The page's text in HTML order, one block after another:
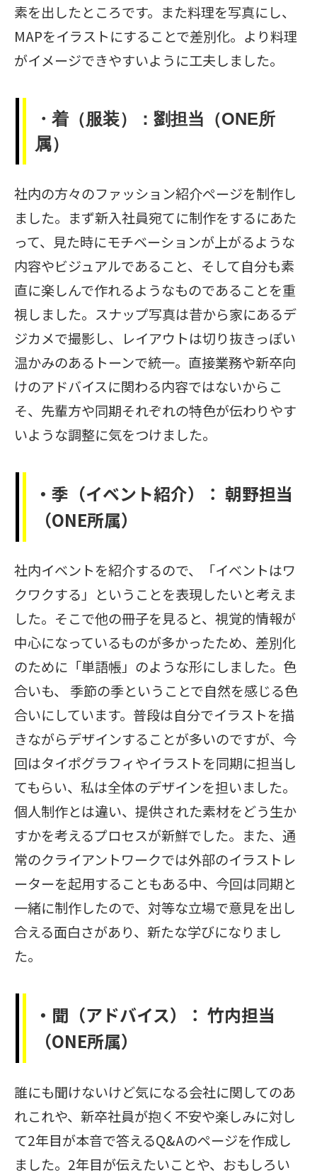
素を出したところです。また料理を写真にし、
MAPをイラストにすることで差別化。より料理
がイメージできやすいように工夫しました。
・着（服装）：劉担当（ONE所
属）
社内の方々のファッション紹介ページを制作し
ました。まず新入社員宛てに制作をするにあた
って、見た時にモチベーションが上がるような
内容やビジュアルであること、そして自分も素
直に楽しんで作れるようなものであることを重
視しました。スナップ写真は昔から家にあるデ
ジカメで撮影し、レイアウトは切り抜きっぽい
温かみのあるトーンで統一。直接業務や新卒向
けのアドバイスに関わる内容ではないからこ
そ、先輩方や同期それぞれの特色が伝わりやす
いような調整に気をつけました。
・季（イベント紹介）： 朝野担当
（ONE所属）
社内イベントを紹介するので、「イベントはワ
クワクする」ということを表現したいと考えま
した。そこで他の冊子を見ると、視覚的情報が
中心になっているものが多かったため、差別化
のために「単語帳」のような形にしました。色
合いも、 季節の季ということで自然を感じる色
合いにしています。普段は自分でイラストを描
きながらデザインすることが多いのですが、今
回はタイポグラフィやイラストを同期に担当し
てもらい、私は全体のデザインを担いました。
個人制作とは違い、提供された素材をどう生か
すかを考えるプロセスが新鮮でした。また、通
常のクライアントワークでは外部のイラストレ
ーターを起用することもある中、今回は同期と
一緒に制作したので、対等な立場で意見を出し
合える面白さがあり、新たな学びになりまし
た。
・聞（アドバイス）： 竹内担当
（ONE所属）
誰にも聞けないけど気になる会社に関してのあ
れこれや、新卒社員が抱く不安や楽しみに対し
て2年目が本音で答えるQ&Aのページを作成し
ました。2年目が伝えたいことや、おもしろい